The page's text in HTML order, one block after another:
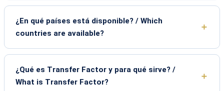
¿En qué países está disponible? / Which
countries are available?
¿Qué es Transfer Factor y para qué sirve? /
What is Transfer Factor?